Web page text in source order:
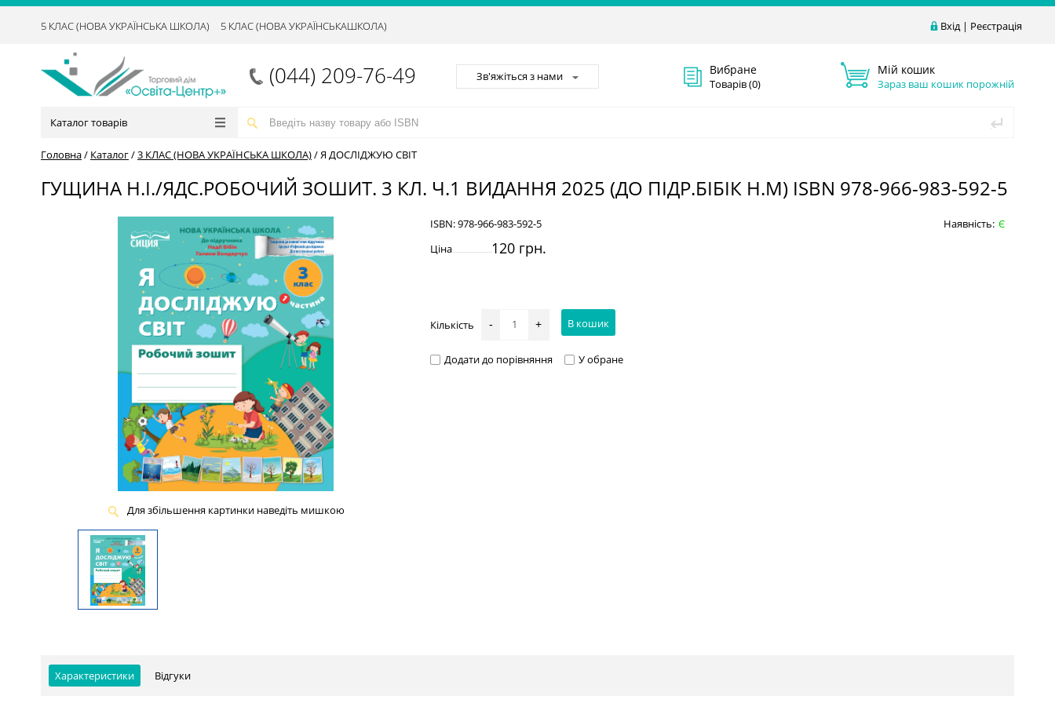
Вхід| Реєстрація
5 КЛАС (НОВА УКРАЇНСЬКА ШКОЛА) 5 КЛАС (НОВА УКРАЇНСЬКАШКОЛА)
(044) 209-76-49 Зв'яжіться з нами Вибране
Товарів (0)
Мій кошик
Зараз ваш кошик порожній
Каталог товарів
Головна/ Каталог/3 КЛАС (НОВА УКРАЇНСЬКА ШКОЛА)/Я ДОСЛІДЖУЮ СВІТ
ГУЩИНА Н.І./ЯДС.РОБОЧИЙ ЗОШИТ. 3 КЛ. Ч.1 ВИДАННЯ 2025 (ДО ПІДР.БІБІК Н.М) ISBN 978-966-983-592-5
Для збільшення картинки наведіть мишкою
ISBN:978-966-983-592-5 Наявність: Є
Ціна
120 грн.
Кількість - + В кошик
Додати до порівняння У обране
Характеристики Відгуки